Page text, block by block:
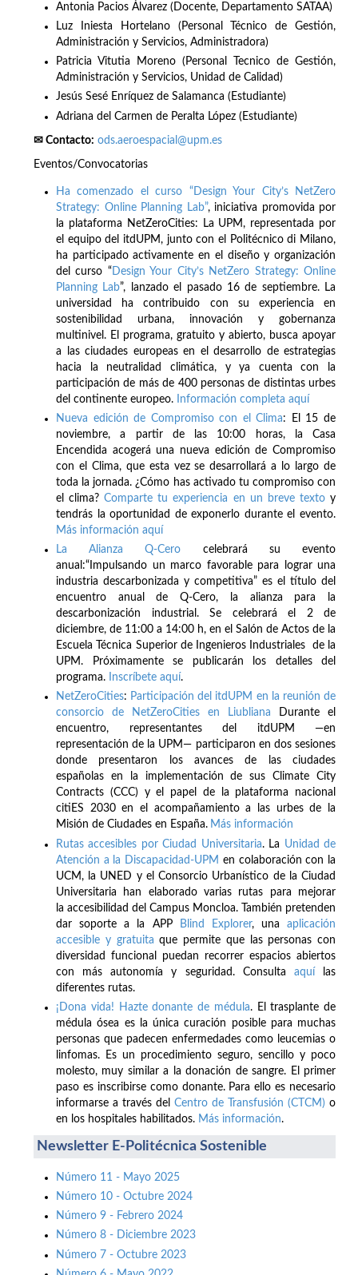
Antonia Pacios Álvarez (Docente, Departamento SATAA)
Luz Iniesta Hortelano (Personal Técnico de Gestión,
Administración y Servicios, Administradora)
Patricia Vitutia Moreno (Personal Tecnico de Gestión,
Administración y Servicios, Unidad de Calidad)
Jesús Sesé Enríquez de Salamanca (Estudiante)
Adriana del Carmen de Peralta López (Estudiante)
✉ Contacto: ods.aeroespacial@upm.es
Eventos/Convocatorias
Ha comenzado el curso “Design Your City’s NetZero
Strategy: Online Planning Lab”, iniciativa promovida por
la plataforma NetZeroCities: La UPM, representada por
el equipo del itdUPM, junto con el Politécnico di Milano,
ha participado activamente en el diseño y organización
del curso “Design Your City’s NetZero Strategy: Online
Planning Lab”, lanzado el pasado 16 de septiembre. La
universidad ha contribuido con su experiencia en
sostenibilidad urbana, innovación y gobernanza
multinivel. El programa, gratuito y abierto, busca apoyar
a las ciudades europeas en el desarrollo de estrategias
hacia la neutralidad climática, y ya cuenta con la
participación de más de 400 personas de distintas urbes
del continente europeo.
Información completa aquí
Nueva edición de Compromiso con el Clima: El 15 de
noviembre, a partir de las 10:00 horas, la Casa
Encendida acogerá una nueva edición de Compromiso
con el Clima, que esta vez se desarrollará a lo largo de
toda la jornada. ¿Cómo has activado tu compromiso con
el clima?Comparte tu experiencia en un breve textoy
tendrás la oportunidad de exponerlo durante el evento.
Más información aquí
La Alianza Q-Cero celebrará su evento
anual:“Impulsando un marco favorable para lograr una
industria descarbonizada y competitiva” es el título del
encuentro anual de Q-Cero, la alianza para la
descarbonización industrial. Se celebrará el 2 de
diciembre, de 11:00 a 14:00 h, en el Salón de Actos de la
Escuela Técnica Superior de Ingenieros Industriales de la
UPM. Próximamente se publicarán los detalles del
programa.
Inscríbete aquí.
NetZeroCities: Participación del itdUPM en la reunión de
consorcio de NetZeroCities en Liubliana Durante el
encuentro, representantes del itdUPM —en
representación de la UPM— participaron en dos sesiones
donde presentaron los avances de las ciudades
españolas en la implementación de sus Climate City
Contracts (CCC) y el papel de la plataforma nacional
citiES 2030 en el acompañamiento a las urbes de la
Misión de Ciudades en España. Más información
Rutas accesibles por Ciudad Universitaria. La Unidad de
Atención a la Discapacidad-UPM en colaboración con la
UCM, la UNED y el Consorcio Urbanístico de la Ciudad
Universitaria han elaborado varias rutas para mejorar
la accesibilidad del Campus Moncloa. También pretenden
dar soporte a la APP
Blind Explorer, una aplicación
accesible y gratuita que permite que las personas con
diversidad funcional puedan recorrer espacios abiertos
con más autonomía y seguridad. Consulta aquílas
diferentes rutas.
¡Dona vida! Hazte donante de médula. El trasplante de
médula ósea es la única curación posible para muchas
personas que padecen enfermedades como leucemias o
linfomas. Es un procedimiento seguro, sencillo y poco
molesto, muy similar a la donación de sangre. El primer
paso es inscribirse como donante. Para ello es necesario
informarse a través del Centro de Transfusión (CTCM) o
en los hospitales habilitados. Más información.
Newsletter E-Politécnica Sostenible
Número 11 - Mayo 2025
Número 10 - Octubre 2024
Número 9 - Febrero 2024
Número 8 - Diciembre 2023
Número 7 - Octubre 2023